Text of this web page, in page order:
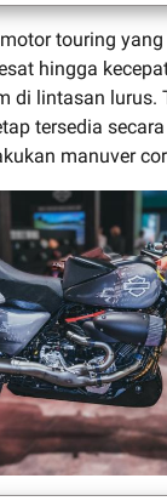
touring
hingga
di lintasan lurus.
tersedia
manuver